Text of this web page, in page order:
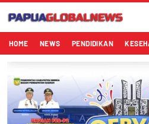
Papuaglobalnews.com
Menulis Fakta dengan Hati Bening
HOME NEWS PENDIDIKAN